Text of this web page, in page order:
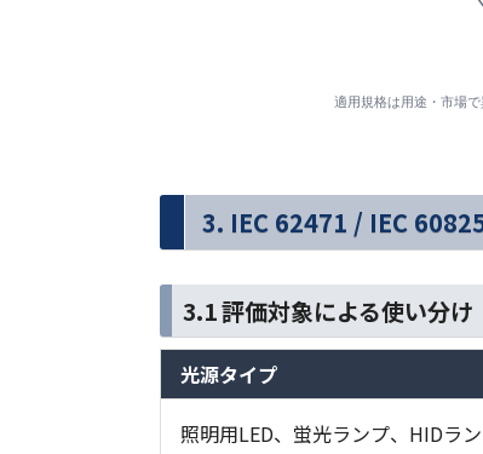
適用規格は用途・市場
3. IEC 62471 / IEC
3.1 評価対象による使い分け
光源タイプ
照明用LED、蛍光ランプ、HIDラ